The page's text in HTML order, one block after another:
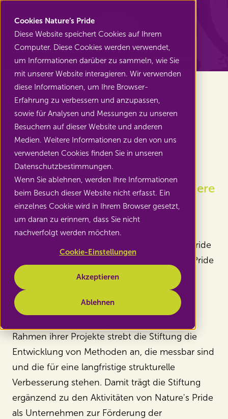
Cookies Nature’s Pride
Diese Website speichert Cookies auf Ihrem
Computer. Diese Cookies werden verwendet,
um Informationen darüber zu sammeln, wie Sie
mit unserer Website interagieren. Wir verwenden
diese Informationen, um Ihre Browser-
Erfahrung zu verbessern und anzupassen,
sowie für Analysen und Messungen zu unseren
Besuchern auf dieser Website und anderen
Medien. Weitere Informationen zu den von uns
verwendeten Cookies finden Sie in unseren
Datenschutzbestimmungen.
Wenn Sie ablehnen, werden Ihre Informationen
beim Besuch dieser Website nicht erfasst. Ein
einzelnes Cookie wird in Ihrem Browser gesetzt,
um daran zu erinnern, dass Sie nicht
nachverfolgt werden möchten.
Cookie-Einstellungen
Akzeptieren
Ablehnen
Zurück zu Sorge für Mensch und Natur
Nature's Pride
Foundation
Eine eigene Stiftung für eine bessere
Welt
Zur Stärkung unserer
Nachhaltigkeitsbestrebungen hat Nature's Pride
seit 2014 eine eigene Stiftung, die Nature's Pride
Foundation.
Unsere Stiftung hat das Ziel,
Lösungen für komplexe Probleme zu
entwickeln, die häufig mehrere Akteure in
Rahmen ihrer Projekte strebt die Stiftung die
Entwicklung von Methoden an, die messbar sind
und die für eine langfristige strukturelle
Verbesserung stehen. Damit trägt die Stiftung
ergänzend zu den Aktivitäten von Nature's Pride
als Unternehmen zur Förderung der